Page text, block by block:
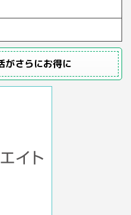
がさらにお得に